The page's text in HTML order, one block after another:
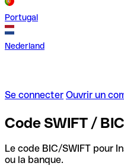
Portugal
Nederland
Se connecter Ouvrir un
Code SWIFT /
Le code BIC/SWIFT pour
ou la banque.